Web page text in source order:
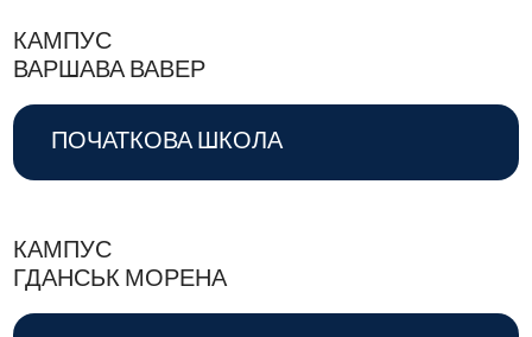
КАМПУС
ВАРШАВА ВАВЕР
ПОЧАТКОВА ШКОЛА
КАМПУС
ГДАНСЬК МОРЕНА